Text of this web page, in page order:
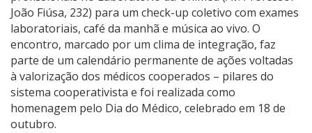
João Fiúsa, 232) para um check-up coletivo com exames
laboratoriais, café da manhã e música ao vivo. O
encontro, marcado por um clima de integração, faz
parte de um calendário permanente de ações voltadas
à valorização dos médicos cooperados – pilares do
sistema cooperativista e foi realizada como
homenagem pelo Dia do Médico, celebrado em 18 de
outubro.